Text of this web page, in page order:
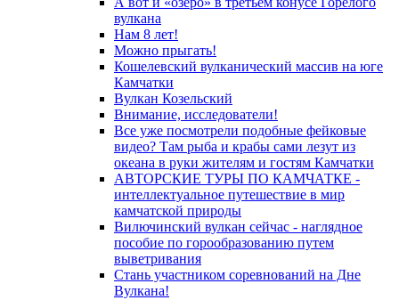
вулкана
Нам 8 лет!
Можно прыгать!
Кошелевский вулканический массив на юге
Камчатки
Вулкан Козельский
Внимание, исследователи!
Все уже посмотрели подобные фейковые
видео? Там рыба и крабы сами лезут из
океана в руки жителям и гостям Камчатки
АВТОРСКИЕ ТУРЫ ПО КАМЧАТКЕ -
интеллектуальное путешествие в мир
камчатской природы
Вилючинский вулкан сейчас - наглядное
пособие по горообразованию путем
выветривания
Стань участником соревнований на Дне
Вулкана!